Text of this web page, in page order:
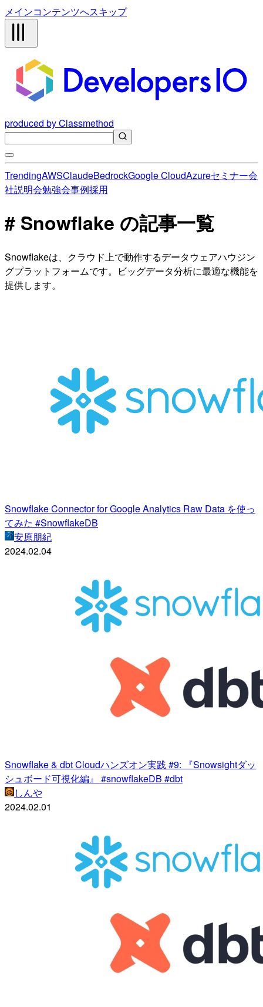
メインコンテンツへスキップ
produced by Classmethod
TrendingAWSClaudeBedrockGoogle CloudAzureセミナー会
社説明会勉強会事例採用
# Snowflake の記事一覧
Snowflakeは、クラウド上で動作するデータウェアハウジン
グプラットフォームです。ビッグデータ分析に最適な機能を
提供します。
Snowflake Connector for Google Analytics Raw Data を使っ
てみた #SnowflakeDB
安原朋紀
2024.02.04
Snowflake & dbt Cloudハンズオン実践 #9: 『Snowsightダッ
シュボード可視化編』 #snowflakeDB #dbt
しんや
2024.02.01